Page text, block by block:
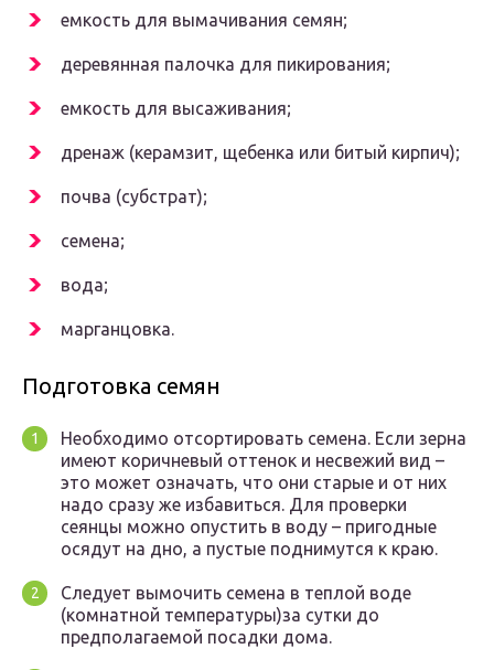
емкость для вымачивания семян;
деревянная палочка для пикирования;
емкость для высаживания;
дренаж (керамзит, щебенка или битый кирпич);
почва (субстрат);
семена;
вода;
марганцовка.
Подготовка семян
Необходимо отсортировать семена. Если зерна
имеют коричневый оттенок и несвежий вид –
это может означать, что они старые и от них
надо сразу же избавиться. Для проверки
сеянцы можно опустить в воду – пригодные
осядут на дно, а пустые поднимутся к краю.
Следует вымочить семена в теплой воде
(комнатной температуры)за сутки до
предполагаемой посадки дома.